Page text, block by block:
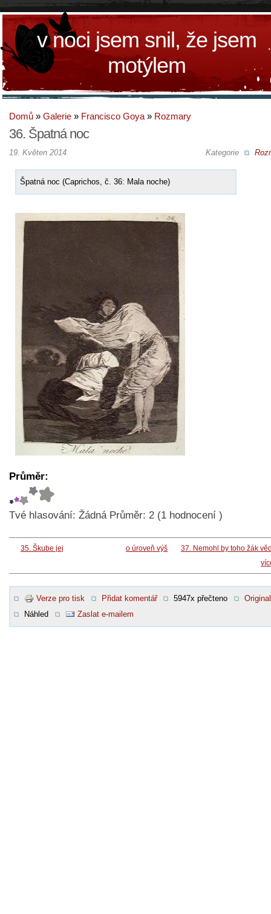
v noci jsem snil, že jsem
motýlem
Domů » Galerie » Francisco Goya » Rozmary
36. Špatná noc
Kategorie
19. Květen 2014
Špatná noc (Caprichos, č. 36: Mala noche)
Průměr:
Tvé hlasování: Žádná Průměr: 2 (1 hodnocení )
35. Škube jej o úroveň výš
37. Nemohl by toho žák
Verze pro tisk Přidat komentář 5947x přečteno
Original
Náhled
Zaslat e-mailem